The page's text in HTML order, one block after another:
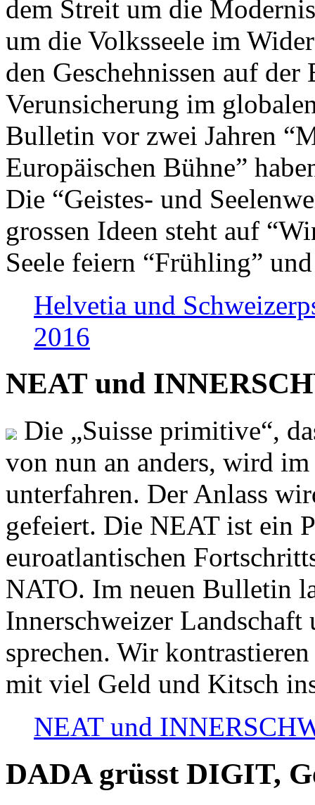
dem Streit um die
um die Volksseele im
den Geschehnissen auf
Verunsicherung im
Bulletin vor zwei Jahren
Europäischen Bühne”
Die “Geistes- und
grossen Ideen steht auf
Seele feiern “Frühling”
Helvetia und
2016
NEAT und
Die „Suisse primitive“,
von nun an anders, wird
unterfahren. Der Anlass
gefeiert. Die NEAT ist ein
euroatlantischen
NATO. Im neuen Bulletin
Innerschweizer
sprechen. Wir
mit viel Geld und Kitsch
NEAT und
DADA grüsst DIGIT,